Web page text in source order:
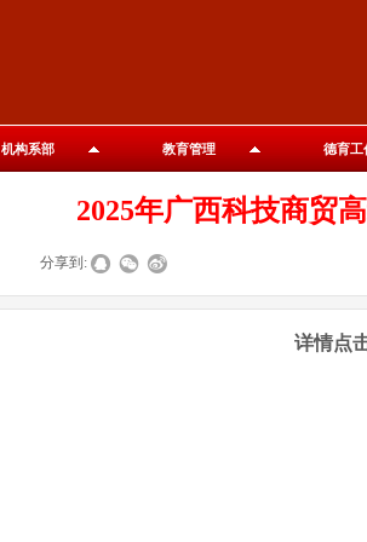
机构系部 教育管理 德育工
2025年广西科技商贸
分享到:
详情点